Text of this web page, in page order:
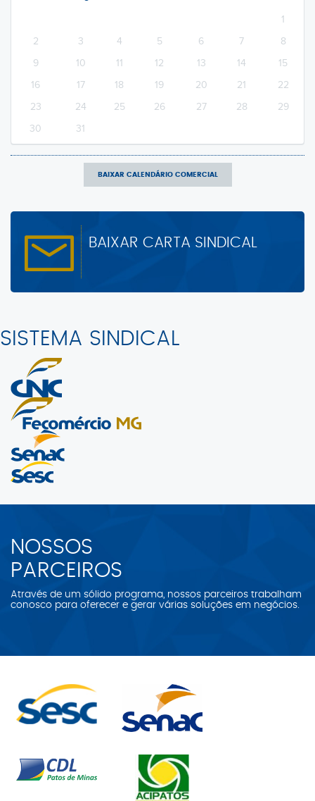
1
2
3 4 5 6 7
8
9
10 11 12 13 14
15
16
17 18 19 20 21
22
23
24 25 26 27 28
29
30
31
BAIXAR CALENDÁRIO COMERCIAL
BAIXAR CARTA SINDICAL
SISTEMA SINDICAL
NOSSOS
PARCEIROS
Através de um sólido programa, nossos parceiros trabalham
conosco para oferecer e gerar várias soluções em negócios.